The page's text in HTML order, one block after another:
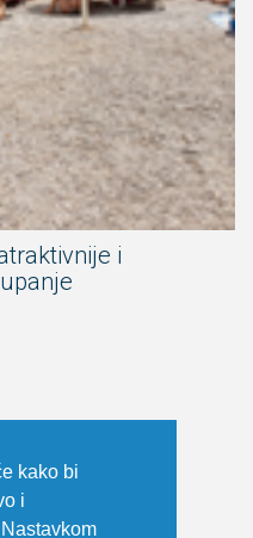
kako bi
i
i